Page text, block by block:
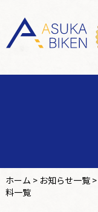
ホーム > お知らせ一覧>
料一覧